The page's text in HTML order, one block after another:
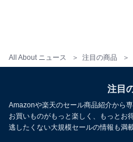
All About ニュース 注目の商品
温泉バスターミナルより送
大人1名（参考価格）：
※料金は公式Webサイト参
注目
Amazonや楽天のセール商品紹介から
お買いものがもっと楽しく、もっとお
逃したくない大規模セールの情報も満載